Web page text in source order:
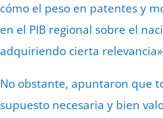
cómo el peso en patentes y
en el PIB regional sobre el
adquiriendo cierta
No obstante, apuntaron que
supuesto necesaria y bien